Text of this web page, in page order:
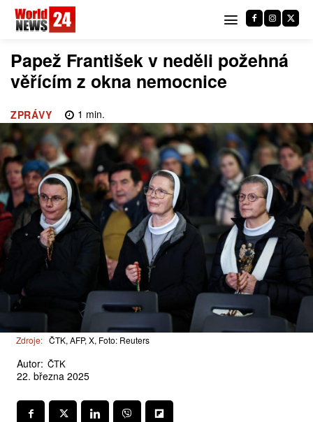
Papež František v neděli požehná
věřícím z okna nemocnice
ZPRÁVY 1 min.
Zdroje: ČTK, AFP, X, Foto: Reuters
Autor: ČTK
22. března 2025